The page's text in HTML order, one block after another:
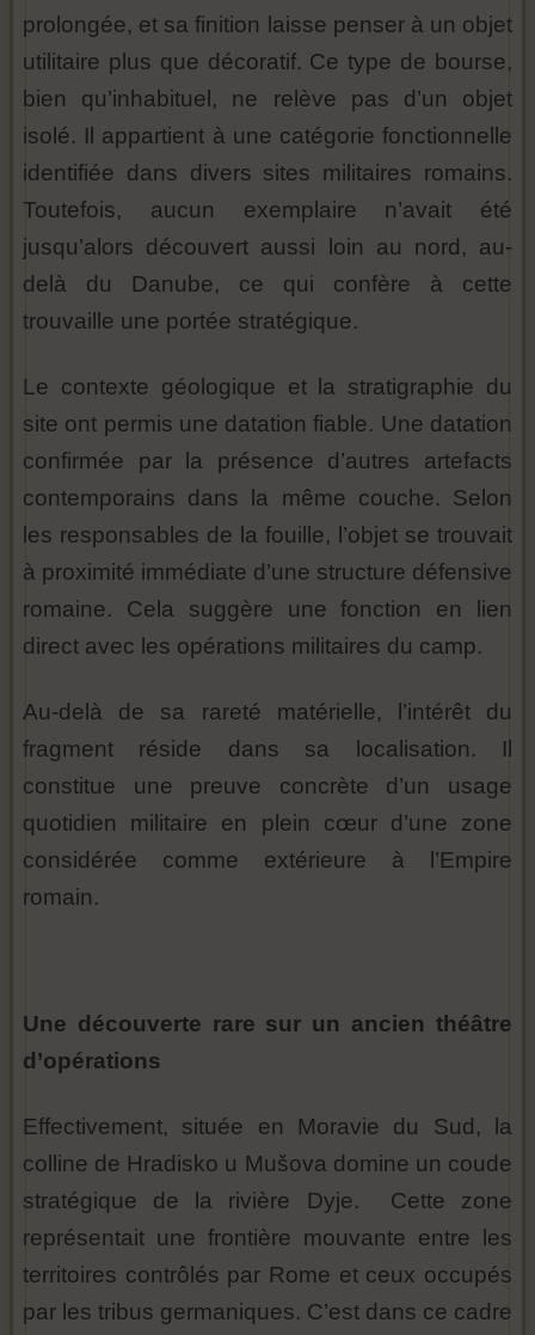
prolongée, et sa finition laisse penser à un objet
utilitaire plus que décoratif. Ce type de bourse,
bien qu’inhabituel, ne relève pas d’un objet
isolé. Il appartient à une catégorie fonctionnelle
identifiée dans divers sites militaires romains.
Toutefois, aucun exemplaire n’avait été
jusqu’alors découvert aussi loin au nord, au-
delà du Danube, ce qui confère à cette
trouvaille une portée stratégique.
Le contexte géologique et la stratigraphie du
site ont permis une datation fiable. Une datation
confirmée par la présence d’autres artefacts
contemporains dans la même couche. Selon
les responsables de la fouille, l’objet se trouvait
à proximité immédiate d’une structure défensive
romaine. Cela suggère une fonction en lien
direct avec les opérations militaires du camp.
Au-delà de sa rareté matérielle, l’intérêt du
fragment réside dans sa localisation. Il
constitue une preuve concrète d’un usage
quotidien militaire en plein cœur d’une zone
considérée comme extérieure à l’Empire
romain.
Une découverte rare sur un ancien théâtre
d’opérations
Effectivement, située en Moravie du Sud, la
colline de Hradisko u Mušova domine un coude
stratégique de la rivière Dyje. Cette zone
représentait une frontière mouvante entre les
territoires contrôlés par Rome et ceux occupés
par les tribus germaniques. C’est dans ce cadre